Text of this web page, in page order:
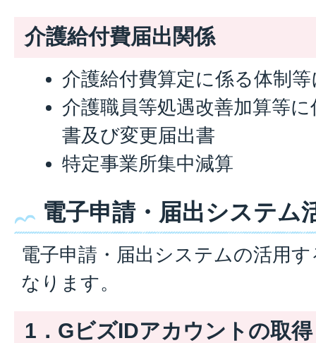
介護給付費届出関係
介護給付費算定に係る体制
介護職員等処遇改善加算等
書及び変更届出書
特定事業所集中減算
電子申請・届出システム
電子申請・届出システムの活用
なります。
1．GビズIDアカウントの取得